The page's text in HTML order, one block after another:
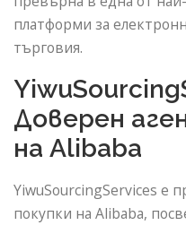
платформи за
търговия.
Доверен
на Alibaba
YiwuSourcingServices е
покупки на Alibaba,